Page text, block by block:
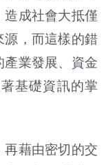
造成社會大抵僅
源 ， 而這樣的錯
產業發展、 資金
基礎資訊的掌
再藉由密切的交